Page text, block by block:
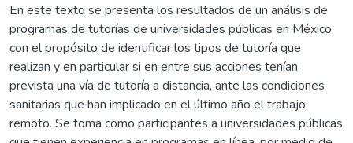
En este texto se presenta los resultados de un análisis de
programas de tutorías de universidades públicas en México,
con el propósito de identificar los tipos de tutoría que
realizan y en particular si en entre sus acciones tenían
prevista una vía de tutoría a distancia, ante las condiciones
sanitarias que han implicado en el último año el trabajo
remoto. Se toma como participantes a universidades públicas